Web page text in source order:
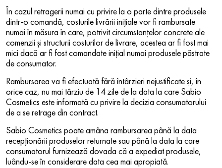
În cazul retragerii numai cu privire la o parte dintre produsele
dintr-o comandă, costurile livrării inițiale vor fi rambursate
numai în măsura în care, potrivit circumstanțelor concrete ale
comenzii și structurii costurilor de livrare, acestea ar fi fost mai
mici dacă ar fi fost comandate inițial numai produsele păstrate
de consumator.
Rambursarea va fi efectuată fără întârzieri nejustificate și, în
orice caz, nu mai târziu de 14 zile de la data la care Sabio
Cosmetics este informată cu privire la decizia consumatorului
de a se retrage din contract.
Sabio Cosmetics poate amâna rambursarea până la data
recepționării produselor returnate sau până la data la care
consumatorul furnizează dovada că a expediat produsele,
luându-se în considerare data cea mai apropiată.